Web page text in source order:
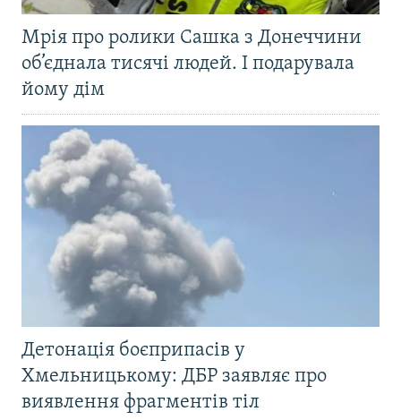
Мрія про ролики Сашка з Донеччини
об’єднала тисячі людей. І подарувала
йому дім
Детонація боєприпасів у
Хмельницькому: ДБР заявляє про
виявлення фрагментів тіл